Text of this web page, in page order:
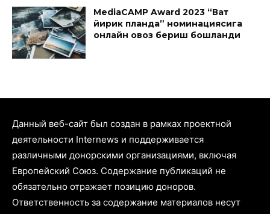
MediaCAMP Award 2023 “Вақт
йирик планда” номинациясига
онлайн овоз бериш бошланди
Данный веб-сайт был создан в рамках проектной
деятельности Internews и поддерживается
различными донорскими организациями, включая
Европейский Союз. Содержание публикаций не
обязательно отражает позицию доноров.
Ответственность за содержание материалов несут